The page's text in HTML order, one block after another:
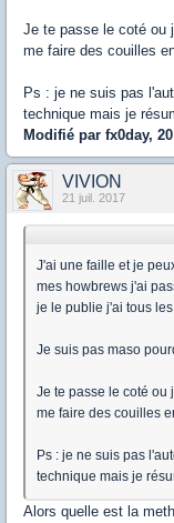
Je te passe le coté ou
me faire des couilles
Ps : je ne suis pas
technique mais je
Modifié par fx0day,
VIVION
21 juil. 2017
J'ai une faille et je
mes howbrews j'ai
je le publie j'ai tous
Je suis pas maso
Je te passe le coté ou
me faire des couilles
Ps : je ne suis pas
technique mais je
Alors quelle est la